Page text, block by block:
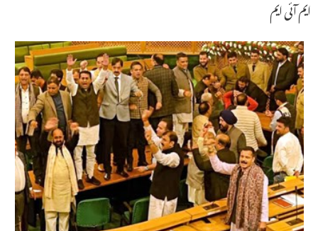
ایم آئی ایم